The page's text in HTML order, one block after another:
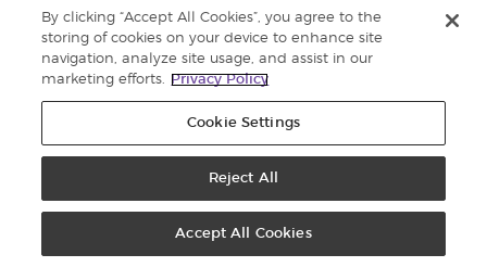
长机会。Corie说：“这项事业推动我有意识的去面对我
的恐惧。”他们最喜欢的Young Living部分是帮助人
们“找到自由以及发现他们其实比自己想象的更有能力
去做更多事。”
Corie和Gordon有六名孩子，并享受一起在户外的时
有关Young Living平均收入的详情，请参阅
Disclosure Statement.
By clicking “Accept All Cookies”, you agree to the
storing of cookies on your device to enhance site
navigation, analyze site usage, and assist in our
marketing efforts.
Privacy Policy
Cookie Settings
Reject All
Accept All Cookies